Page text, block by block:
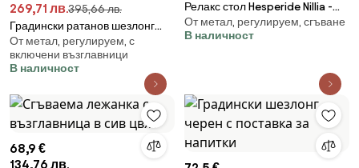
269,71 лв.395,66 лв.
Градински ратанов шезлонг
LUIZJANA - сгъваем, с матрак
От метал, регулируем, с
включени възглавници
В наличност
Релакс стол Hesperide Nillia -
Лаврово Зелено
От метал, регулируем, сгъване
В наличност
68,9 €
134,76 лв.